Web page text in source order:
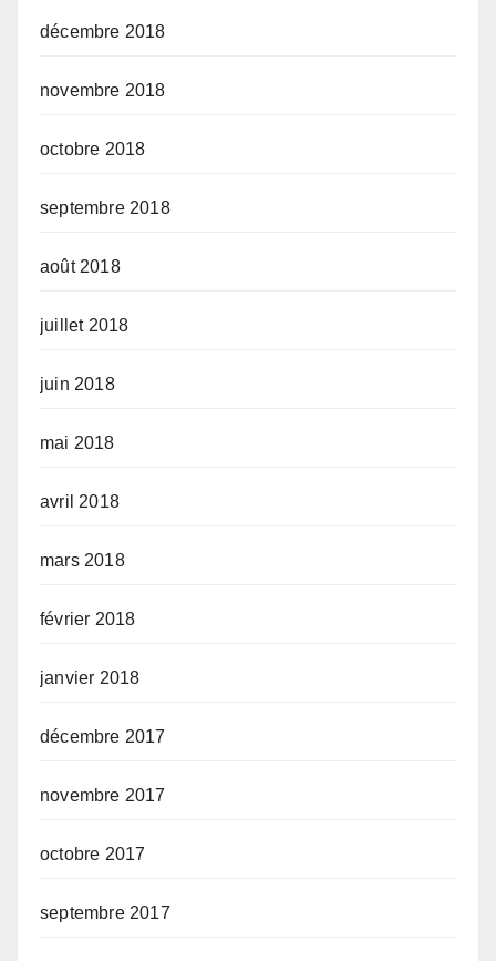
décembre 2018
novembre 2018
octobre 2018
septembre 2018
août 2018
juillet 2018
juin 2018
mai 2018
avril 2018
mars 2018
février 2018
janvier 2018
décembre 2017
novembre 2017
octobre 2017
septembre 2017